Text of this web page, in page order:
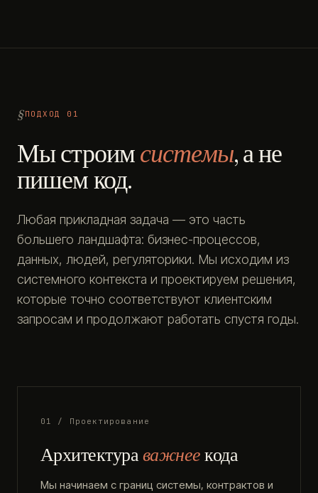
ПОДХОД 01
Мы строимсистемы, а не
пишем код.
Любая прикладная задача — это часть
большего ландшафта: бизнес-процессов,
данных, людей, регуляторики. Мы исходим из
системного контекста и проектируем решения,
которые точно соответствуют клиентским
запросам и продолжают работать спустя годы.
01 / Проектирование
Архитектураважнеекода
Мы начинаем с границ системы, контрактов и